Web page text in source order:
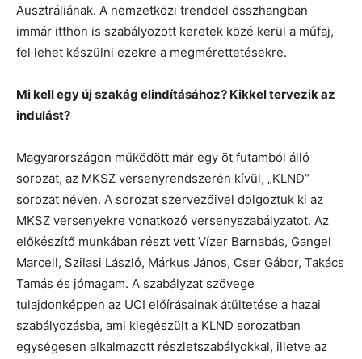
Ausztráliának. A nemzetközi trenddel összhangban
immár itthon is szabályozott keretek közé kerül a műfaj,
fel lehet készülni ezekre a megmérettetésekre.
Mi kell egy új szakág elindításához? Kikkel tervezik az
indulást?
Magyarországon működött már egy öt futamból álló
sorozat, az MKSZ versenyrendszerén kívül, „KLND”
sorozat néven. A sorozat szervezőivel dolgoztuk ki az
MKSZ versenyekre vonatkozó versenyszabályzatot. Az
előkészítő munkában részt vett Vízer Barnabás, Gangel
Marcell, Szilasi László, Márkus János, Cser Gábor, Takács
Tamás és jómagam. A szabályzat szövege
tulajdonképpen az UCI előírásainak átültetése a hazai
szabályozásba, ami kiegészült a KLND sorozatban
egységesen alkalmazott részletszabályokkal, illetve az